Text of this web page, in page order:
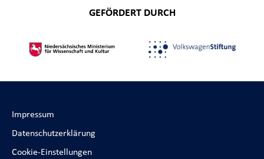
GEFÖRDERT DURCH
Impressum
Datenschutzerklärung
Cookie-Einstellungen